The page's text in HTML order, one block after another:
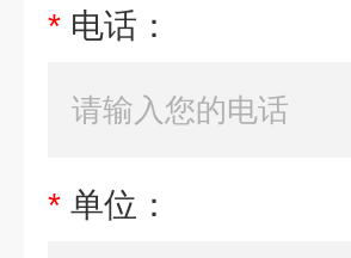
* 电话：
* 单位：